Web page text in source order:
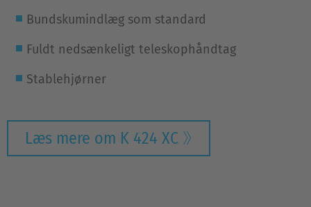
Bundskumindlæg som standard
Fuldt nedsænkeligt teleskophåndtag
Stablehjørner
Læs mere om K 424 XC